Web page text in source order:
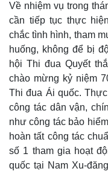
Về nhiệm vụ trong
cần tiếp tục thực
chắc tình hình, tham
huống, không để bị
hội Thi đua Quyết
chào mừng kỷ niệm
Thi đua Ái quốc.
công tác dân vận,
như công tác bảo
hoàn tất công tác
số 1 tham gia hoạt
quốc tại Nam Xu-